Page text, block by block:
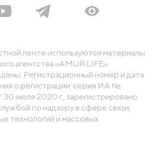
ленте используются материалы
агентства «AMUR.LIFE».
Регистрационный номер и дата
о регистрации: серия ИА №
июля 2020 г., зарегистрировано
по надзору в сфере связи,
технологий и массовых